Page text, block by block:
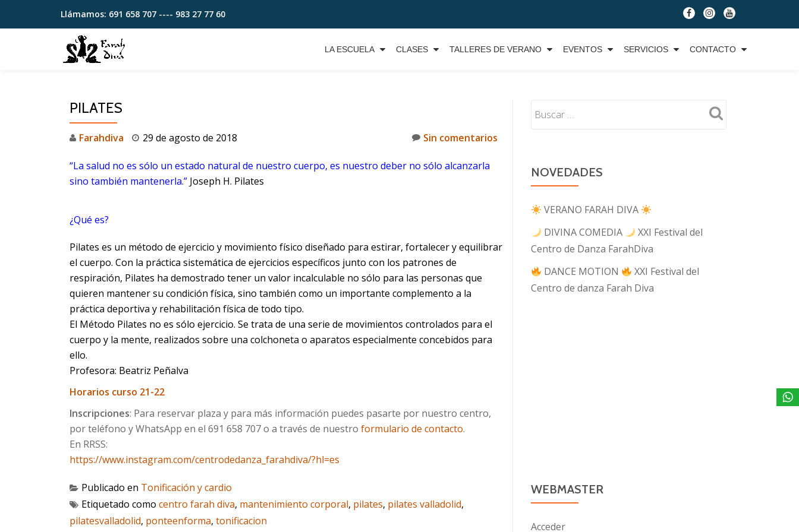
Saltar
Llámamos: 691 658 707 ---- 983 27 77 60
fa-
facebook
fa-
instagram
fa-
youtube
LA ESCUELA CLASES TALLERES DE VERANO EVENTOS SERVICIOS CONTACTO
PILATES
Farahdiva 29 de agosto de 2018 Sin comentarios
“La salud no es sólo un estado natural de nuestro cuerpo, es nuestro deber no sólo alcanzarla
sino también mantenerla.” Joseph H. Pilates
¿Qué es?
Pilates es un método de ejercicio y movimiento físico diseñado para estirar, fortalecer y equilibrar
el cuerpo. Con la práctica sistemática de ejercicios específicos junto con los patrones de
respiración, Pilates ha demostrado tener un valor incalculable no sólo para las personas que
quieren mantener su condición física, sino también como un importante complemento a la
práctica deportiva y rehabilitación física de todo tipo.
El Método Pilates no es sólo ejercicio. Se trata de una serie de movimientos controlados para el
cuerpo y la mente, realizados sobre una colchoneta o aparatos especialmente concebidos para
ello.
Profesora: Beatriz Peñalva
Horarios curso 21-22
Inscripciones: Para reservar plaza y para más información puedes pasarte por nuestro centro,
por teléfono y WhatsApp en el 691 658 707 o a través de nuestro formulario de contacto.
En RRSS:
https://www.instagram.com/centrodedanza_farahdiva/?hl=es
Publicado en Tonificación y cardio
Etiquetado como centro farah diva, mantenimiento corporal, pilates, pilates valladolid,
pilatesvalladolid, ponteenforma, tonificacion
NOVEDADES
VERANO FARAH DIVA
DIVINA COMEDIA
XXI Festival del
Centro de Danza FarahDiva
DANCE MOTION
XXI Festival del
Centro de danza Farah Diva
WEBMASTER
Acceder